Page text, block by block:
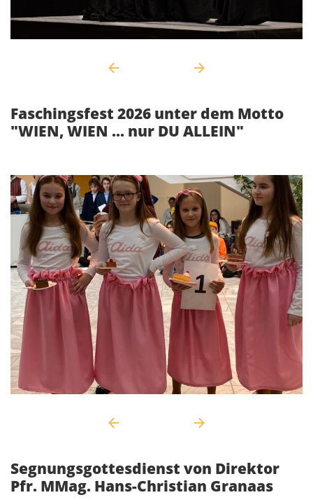
Faschingsfest 2026 unter dem Motto
"WIEN, WIEN ... nur DU ALLEIN"
Segnungsgottesdienst von Direktor
Pfr. MMag. Hans-Christian Granaas